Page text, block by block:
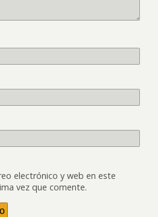
electrónico y web en este
vez que comente.